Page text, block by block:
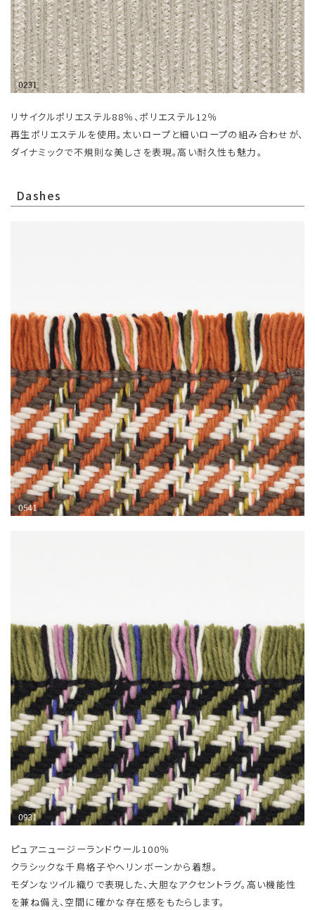
リサイクルポリエステル88％、ポリエステル12％
再生ポリエステルを使用。太いロープと細いロープの組み合わせが、
ダイナミックで不規則な美しさを表現。高い耐久性も魅力。
Dashes
ピュアニュージーランドウール100％
クラシックな千鳥格子やヘリンボーンから着想。
モダンなツイル織りで表現した、大胆なアクセントラグ。高い機能性
を兼ね備え、空間に確かな存在感をもたらします。